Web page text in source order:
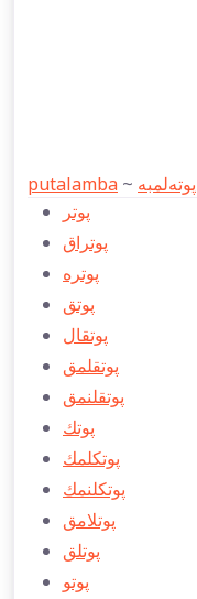
putalamba ~ پوته‌لمبه
پوتر
پوتراق
پوتره
پوتق
پوتقال
پوتقلمق
پوتقلنمق
پوتك
پوتكلمك
پوتكلنمك
پوتلامق
پوتلق
پوتو